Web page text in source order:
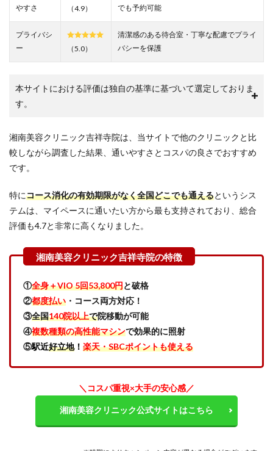
祥寺
院の
悪い
調査
結果
ち時
る」
SBC
美容
クリ
ニッ
ク吉
院の
良い
ミを
調査
した
結果
「コ
スパ
の良
安心
やすさ
（4.9）
でも予約可能
プライバシ
ー
（5.0）
清潔感のある待合室・丁寧な配慮でプライ
バシーを保護
本サイトにおける評価は独自の基準に基づいて選定しておりま
す。
湘南美容クリニック吉祥寺院は、当サイトで他のクリニックと比
較しながら調査した結果、通いやすさとコスパの良さでおすすめ
です。
特にコース消化の有効期限がなく全国どこでも通えるというシス
テムは、マイペースに通いたい方から最も支持されており、総合
評価も4.7と非常に高くなりました。
①全身＋VIO 5回53,800円と破格
②都度払い ・コース両方対応！
③全国140院以上で院移動が可能
④複数種類の高性能マシンで効果的に照射
⑤駅近好立地！ 楽天・SBCポイントも使える
＼コスパ重視×大手の安心感／
湘南美容クリニック公式サイトはこちら